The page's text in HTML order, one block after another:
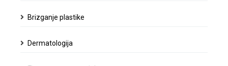
Brizganje plastike
Dermatologija